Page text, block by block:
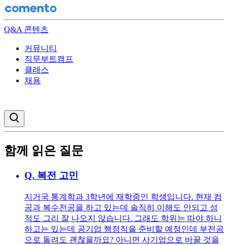
Q&A 콘텐츠
커뮤니티
직무부트캠프
클래스
채용
함께 읽은 질문
Q. 복전 고민
지거국 통계학과 3학년에 재학중인 학생입니다. 현재 컴
공과 복수전공을 하고 있는데 솔직히 이해도 안되고 성
적도 그리 잘 나오지 않습니다. 그래도 학위는 따야 하니
하고는 있는데 공기업 행정직을 준비할 예정인데 부전공
으로 돌려도 괜찮을까요? 아니면 사기업으로 바꿀 것을